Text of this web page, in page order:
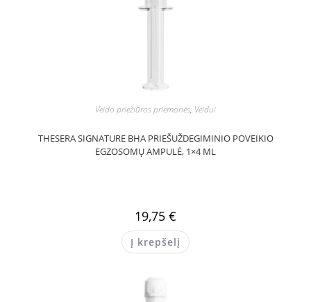
Veido priežiūros priemonės, Veidui
THESERA SIGNATURE BHA PRIEŠUŽDEGIMINIO POVEIKIO
EGZOSOMŲ AMPULĖ, 1×4 ML
19,75 €
Į krepšelį